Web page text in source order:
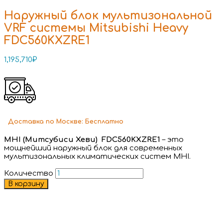
Наружный блок мультизональной
VRF системы Mitsubishi Heavy
FDC560KXZRE1
1,195,710₽
Доставка по Москве: Бесплатно
MHI (Митсубиси Хеви) FDC560KXZRE1 – это
мощнейший наружный блок для современных
мультизональных климатических систем MHI.
Количество
В корзину